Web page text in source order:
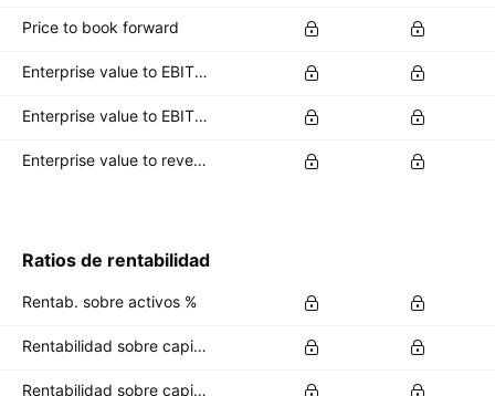
Price to book forward
Enterprise value to EBITDA forward
Enterprise value to EBIT forward
Enterprise value to revenue forward
Ratios de rentabilidad
Rentab. sobre activos %
Rentabilidad sobre capital %
Rentabilidad sobre capital invertido %